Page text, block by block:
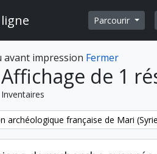
Parcourir
avant impression Fermer
Affichage de 1
Inventaires
filter:
archéologique française de Mari